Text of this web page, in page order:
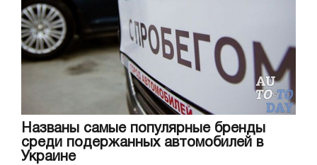
Названы самые популярные бренды
среди подержанных автомобилей в
Украине